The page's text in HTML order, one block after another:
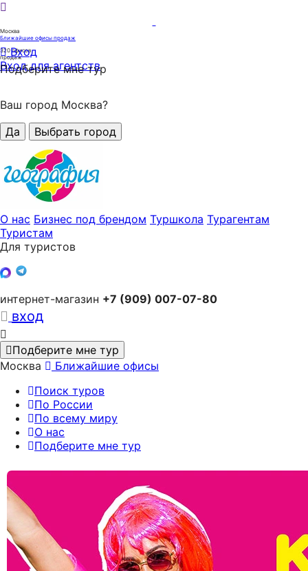
Москва
Ближайшие офисы продаж
320офисов
продаж
Вход
Вход для агентств
Подберите мне тур
Ваш город Москва?
Да
Выбрать город
О нас Бизнес под брендом Туршкола Турагентам
Туристам
Для туристов
интернет-магазин +7 (909) 007-07-80
вход
Подберите мне тур
Москва
Ближайшие офисы
Поиск туров
По России
По всему миру
О нас
Подберите мне тур